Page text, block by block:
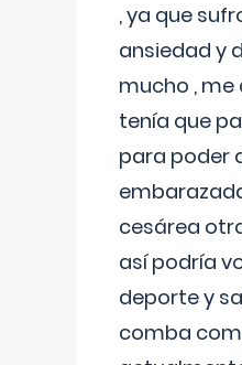
, ya que
ansiedad y
mucho , me
tenía que
para poder
cesárea
así podría
deporte y
comba